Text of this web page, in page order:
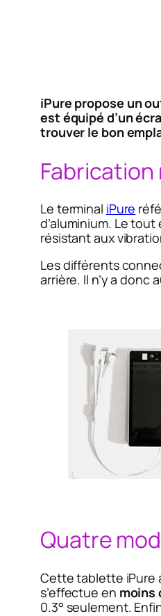
iPure propose un
est équipé d’un
trouver le bon
Le terminal iPure
d’aluminium. Le
résistant aux
Les différents
arrière. Il n’y a
Quatre
Cette tablette iPure
s’effectue en moins
0.3° seulement.